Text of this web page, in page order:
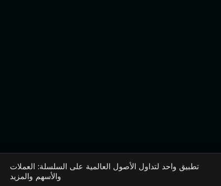
تطبيق واحد لتداول الأصول العالمية على السلسلة: العملات
والأسهم والمزيد